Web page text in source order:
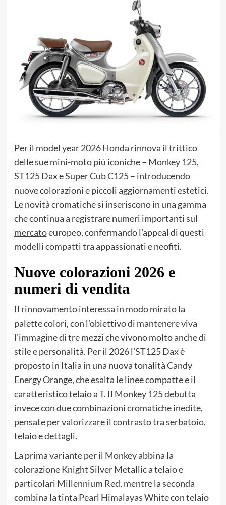
Per il model year2026 Honda rinnova il trittico
delle sue mini-moto più iconiche – Monkey 125,
ST125 Dax e Super Cub C125 – introducendo
nuove colorazioni e piccoli aggiornamenti estetici.
Le novità cromatiche si inseriscono in una gamma
che continua a registrare numeri importanti sul
mercatoeuropeo, confermando l’appeal di questi
modelli compatti tra appassionati e neofiti.
Nuove colorazioni 2026 e
numeri di vendita
Il rinnovamento interessa in modo mirato la
palette colori, con l’obiettivo di mantenere viva
l’immagine di tre mezzi che vivono molto anche di
stile e personalità. Per il 2026 l’ST125 Dax è
proposto in Italia in una nuova tonalità Candy
Energy Orange, che esalta le linee compatte e il
caratteristico telaio a T. Il Monkey 125 debutta
invece con due combinazioni cromatiche inedite,
pensate per valorizzare il contrasto tra serbatoio,
telaio e dettagli.
La prima variante per il Monkey abbina la
colorazione Knight Silver Metallic a telaio e
particolari Millennium Red, mentre la seconda
combina la tinta Pearl Himalayas White con telaio